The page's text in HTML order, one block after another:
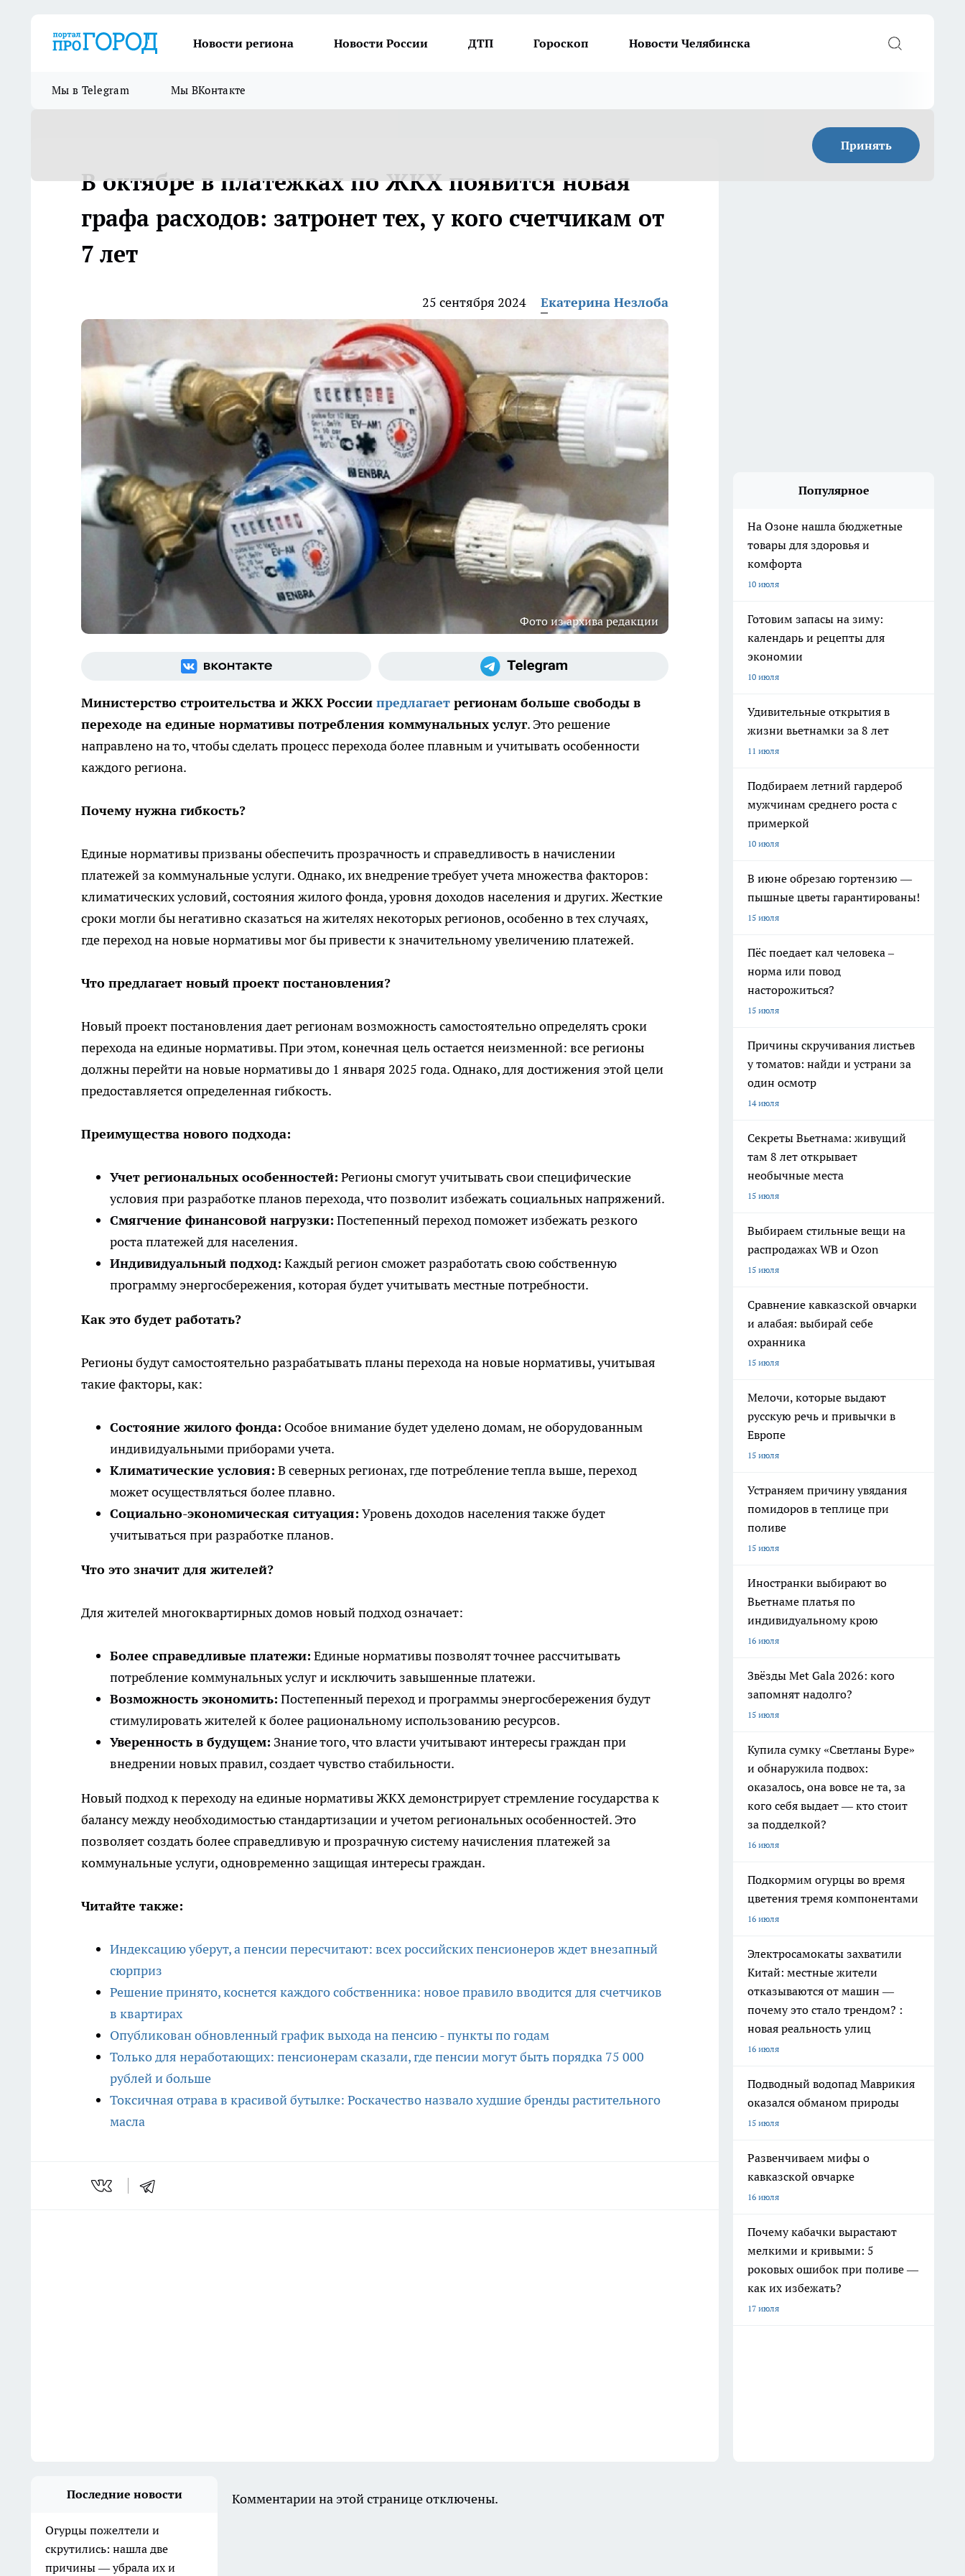
Новости региона Новости России ДТП Гороскоп Новости Челябинска
Мы в Telegram Мы ВКонтакте
Принять
В октябре в платежках по ЖКХ появится новая
графа расходов: затронет тех, у кого счетчикам от
7 лет
25 сентября 2024 Екатерина Незлоба
Фото из архива редакции
Министерство строительства и ЖКХ России предлагает регионам больше свободы в
переходе на единые нормативы потребления коммунальных услуг. Это решение
направлено на то, чтобы сделать процесс перехода более плавным и учитывать особенности
каждого региона.
Почему нужна гибкость?
Единые нормативы призваны обеспечить прозрачность и справедливость в начислении
платежей за коммунальные услуги. Однако, их внедрение требует учета множества факторов:
климатических условий, состояния жилого фонда, уровня доходов населения и других. Жесткие
сроки могли бы негативно сказаться на жителях некоторых регионов, особенно в тех случаях,
где переход на новые нормативы мог бы привести к значительному увеличению платежей.
Что предлагает новый проект постановления?
Новый проект постановления дает регионам возможность самостоятельно определять сроки
перехода на единые нормативы. При этом, конечная цель остается неизменной: все регионы
должны перейти на новые нормативы до 1 января 2025 года. Однако, для достижения этой цели
предоставляется определенная гибкость.
Преимущества нового подхода:
Учет региональных особенностей: Регионы смогут учитывать свои специфические
условия при разработке планов перехода, что позволит избежать социальных напряжений.
Смягчение финансовой нагрузки: Постепенный переход поможет избежать резкого
роста платежей для населения.
Индивидуальный подход: Каждый регион сможет разработать свою собственную
программу энергосбережения, которая будет учитывать местные потребности.
Как это будет работать?
Регионы будут самостоятельно разрабатывать планы перехода на новые нормативы, учитывая
такие факторы, как:
Состояние жилого фонда: Особое внимание будет уделено домам, не оборудованным
индивидуальными приборами учета.
Климатические условия: В северных регионах, где потребление тепла выше, переход
может осуществляться более плавно.
Социально-экономическая ситуация: Уровень доходов населения также будет
учитываться при разработке планов.
Что это значит для жителей?
Для жителей многоквартирных домов новый подход означает:
Более справедливые платежи: Единые нормативы позволят точнее рассчитывать
потребление коммунальных услуг и исключить завышенные платежи.
Возможность экономить: Постепенный переход и программы энергосбережения будут
стимулировать жителей к более рациональному использованию ресурсов.
Уверенность в будущем: Знание того, что власти учитывают интересы граждан при
внедрении новых правил, создает чувство стабильности.
Новый подход к переходу на единые нормативы ЖКХ демонстрирует стремление государства к
балансу между необходимостью стандартизации и учетом региональных особенностей. Это
позволяет создать более справедливую и прозрачную систему начисления платежей за
коммунальные услуги, одновременно защищая интересы граждан.
Читайте также:
Индексацию уберут, а пенсии пересчитают: всех российских пенсионеров ждет внезапный
сюрприз
Решение принято, коснется каждого собственника: новое правило вводится для счетчиков
в квартирах
Опубликован обновленный график выхода на пенсию - пункты по годам
Только для неработающих: пенсионерам сказали, где пенсии могут быть порядка 75 000
рублей и больше
Токсичная отрава в красивой бутылке: Роскачество назвало худшие бренды растительного
масла
Популярное
На Озоне нашла бюджетные
товары для здоровья и
комфорта
10 июля
Готовим запасы на зиму:
календарь и рецепты для
экономии
10 июля
Удивительные открытия в
жизни вьетнамки за 8 лет
11 июля
Подбираем летний гардероб
мужчинам среднего роста с
примеркой
10 июля
В июне обрезаю гортензию —
пышные цветы гарантированы!
15 июля
Пёс поедает кал человека –
норма или повод
насторожиться?
15 июля
Причины скручивания листьев
у томатов: найди и устрани за
один осмотр
14 июля
Секреты Вьетнама: живущий
там 8 лет открывает
необычные места
15 июля
Выбираем стильные вещи на
распродажах WB и Ozon
15 июля
Сравнение кавказской овчарки
и алабая: выбирай себе
охранника
15 июля
Мелочи, которые выдают
русскую речь и привычки в
Европе
15 июля
Устраняем причину увядания
помидоров в теплице при
поливе
15 июля
Иностранки выбирают во
Вьетнаме платья по
индивидуальному крою
16 июля
Звёзды Met Gala 2026: кого
запомнят надолго?
15 июля
Купила сумку «Светланы Буре»
и обнаружила подвох:
оказалось, она вовсе не та, за
кого себя выдает — кто стоит
за подделкой?
16 июля
Подкормим огурцы во время
цветения тремя компонентами
16 июля
Электросамокаты захватили
Китай: местные жители
отказываются от машин —
почему это стало трендом? :
новая реальность улиц
16 июля
Подводный водопад Маврикия
оказался обманом природы
15 июля
Развенчиваем мифы о
кавказской овчарке
16 июля
Почему кабачки вырастают
мелкими и кривыми: 5
роковых ошибок при поливе —
как их избежать?
17 июля
Последние новости
Огурцы пожелтели и
скрутились: нашла две
причины — убрала их и
Комментарии на этой странице отключены.